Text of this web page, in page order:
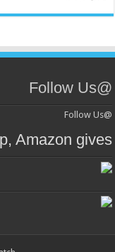
@Follow Us
@Follow Us
Amazon gives